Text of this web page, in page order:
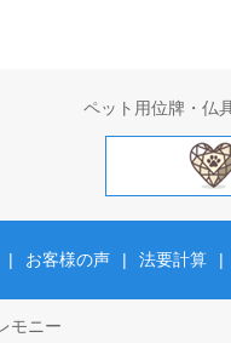
ペット用位牌・仏
| お客様の声 | 法要計算 |
モニー